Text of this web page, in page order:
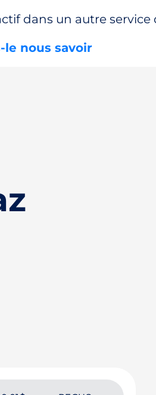
dans un autre service
le nous savoir